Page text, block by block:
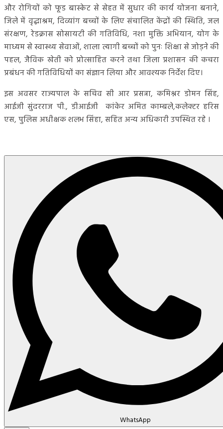
और रोगियों को फूड बास्केट से सेहत में सुधार की कार्य योजना बनाने,
जिले में वृद्धाश्रम, दिव्यांग बच्चों के लिए संचालित केंद्रों की स्थिति, जल
संरक्षण, रेडक्रास सोसायटी की गतिविधि, नशा मुक्ति अभियान, योग के
माध्यम से स्वास्थ्य सेवाओं, शाला त्यागी बच्चों को पुनः शिक्षा से जोड़ने की
पहल, जैविक खेती को प्रोत्साहित करने तथा जिला प्रशासन की कचरा
प्रबंधन की गतिविधियों का संज्ञान लिया और आवश्यक निर्देश दिए।
इस अवसर राज्यपाल के सचिव सी आर प्रसन्ना, कमिश्नर डोमन सिंह,
आईजी सुंदरराज पी., डीआईजी कांकेर अमित काम्बले,कलेक्टर हरिस
एस, पुलिस अधीक्षक शलभ सिंहा, सहित अन्य अधिकारी उपस्थित रहे ।
WhatsApp